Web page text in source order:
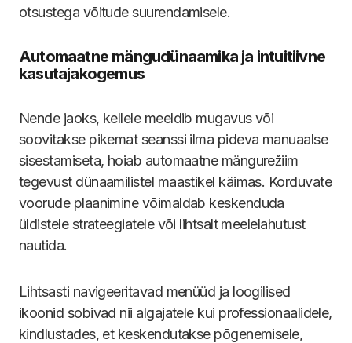
otsustega võitude suurendamisele.
Automaatne mängudünaamika ja intuitiivne
kasutajakogemus
Nende jaoks, kellele meeldib mugavus või
soovitakse pikemat seanssi ilma pideva manuaalse
sisestamiseta, hoiab automaatne mängurežiim
tegevust dünaamilistel maastikel käimas. Korduvate
voorude plaanimine võimaldab keskenduda
üldistele strateegiatele või lihtsalt meelelahutust
nautida.
Lihtsasti navigeeritavad menüüd ja loogilised
ikoonid sobivad nii algajatele kui professionaalidele,
kindlustades, et keskendutakse põgenemisele,